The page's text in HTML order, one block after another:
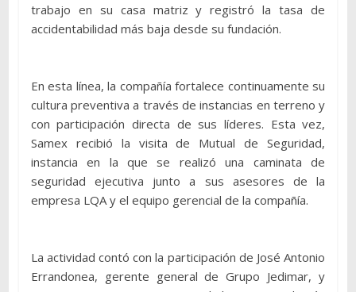
trabajo en su casa matriz y registró la tasa de
accidentabilidad más baja desde su fundación.
En esta línea, la compañía fortalece continuamente su
cultura preventiva a través de instancias en terreno y
con participación directa de sus líderes. Esta vez,
Samex recibió la visita de Mutual de Seguridad,
instancia en la que se realizó una caminata de
seguridad ejecutiva junto a sus asesores de la
empresa LQA y el equipo gerencial de la compañía.
La actividad contó con la participación de José Antonio
Errandonea, gerente general de Grupo Jedimar, y